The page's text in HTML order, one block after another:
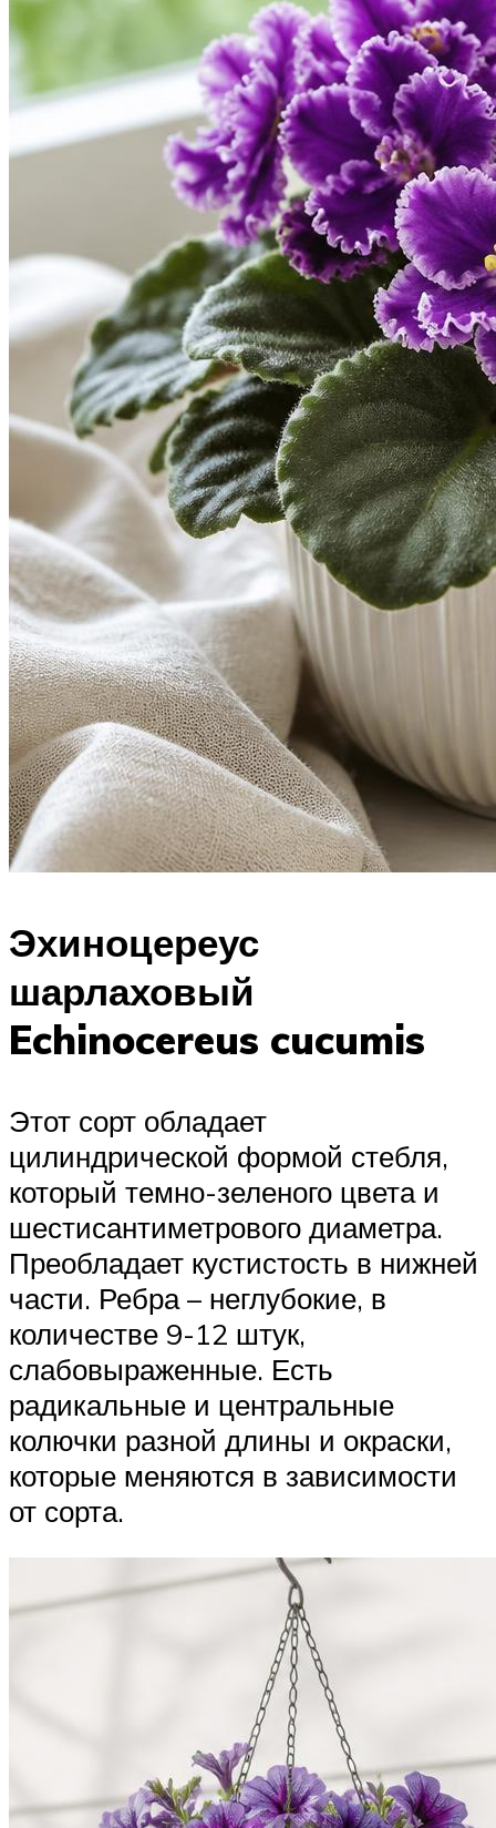
Эхиноцереус
шарлаховый
Echinocereus cucumis
Этот сорт обладает
цилиндрической формой стебля,
который темно-зеленого цвета и
шестисантиметрового диаметра.
Преобладает кустистость в нижней
части. Ребра – неглубокие, в
количестве 9-12 штук,
слабовыраженные. Есть
радикальные и центральные
колючки разной длины и окраски,
которые меняются в зависимости
от сорта.